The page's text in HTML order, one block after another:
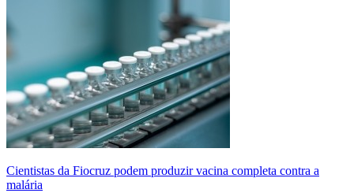
Cientistas da Fiocruz podem produzir vacina completa contra a
malária